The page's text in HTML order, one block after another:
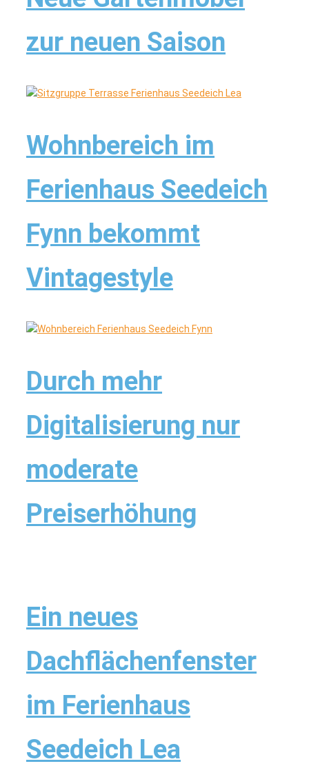
zur neuen Saison
Wohnbereich im
Ferienhaus Seedeich
Fynn bekommt
Vintagestyle
Durch mehr
Digitalisierung nur
moderate
Preiserhöhung
Ein neues
Dachflächenfenster
im Ferienhaus
Seedeich Lea